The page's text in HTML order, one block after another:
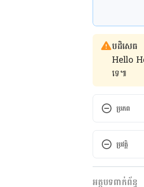
បដិសេធ
Hello
ទេ៕
ប្រភព
https://
https://
vaccine-
ប្រវត្តិ
កំណែ​ប្រែប
30/09/
អត្ថបទពាក់ព័ន្ធ